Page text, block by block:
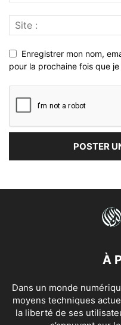
Enregistrer mon nom,
pour la prochaine fois que
À
Dans un monde
moyens techniques
la liberté de ses